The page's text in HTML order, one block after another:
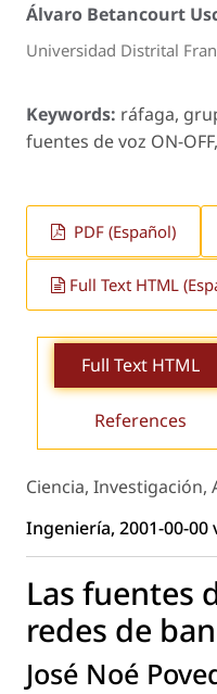
Álvaro Betancourt
Universidad Distrital
Keywords: ráfaga,
fuentes de voz ON-
PDF (Español)
Full Text HTML
Full Text HTML
References
Ciencia, Investigación,
Ingeniería, 2001-00-00
Las fuentes
redes de
José Noé